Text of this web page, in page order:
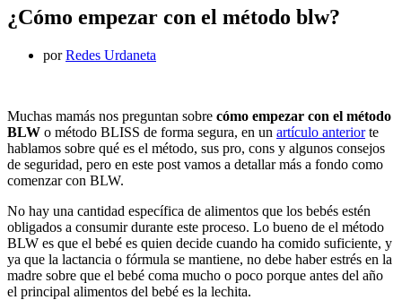
¿Cómo empezar con el método blw?
porRedes Urdaneta
Muchas mamás nos preguntan sobre cómo empezar con el método
BLW o método BLISS de forma segura, en un artículo anteriorte
hablamos sobre qué es el método, sus pro, cons y algunos consejos
de seguridad, pero en este post vamos a detallar más a fondo como
comenzar con BLW.
No hay una cantidad específica de alimentos que los bebés estén
obligados a consumir durante este proceso. Lo bueno de el método
BLW es que el bebé es quien decide cuando ha comido suficiente, y
ya que la lactancia o fórmula se mantiene, no debe haber estrés en la
madre sobre que el bebé coma mucho o poco porque antes del año
el principal alimentos del bebé es la lechita.